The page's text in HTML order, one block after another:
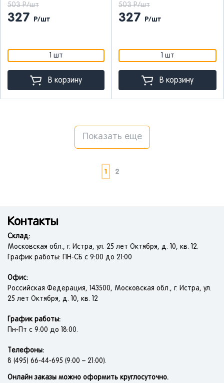
503 Р/шт
327 Р/шт
1 шт
В корзину
503 Р/шт
327 Р/шт
1 шт
В корзину
Показать еще
1 2
Контакты
Склад:
Московская обл., г. Истра, ул. 25 лет Октября, д. 10, кв. 12.
График работы: ПН-СБ с 9:00 до 21:00
Офис:
Российская Федерация, 143500, Московская обл., г. Истра, ул.
25 лет Октября, д. 10, кв. 12
График работы:
Пн-Пт с 9:00 до 18:00.
Телефоны:
8 (495) 66-44-695 (9:00 – 21:00).
Онлайн заказы можно оформить круглосуточно.